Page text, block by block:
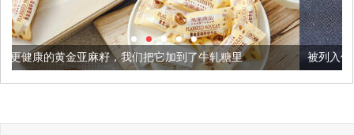
，我们把它加到了牛轧糖里 被列入佛家七宝的它到底有多